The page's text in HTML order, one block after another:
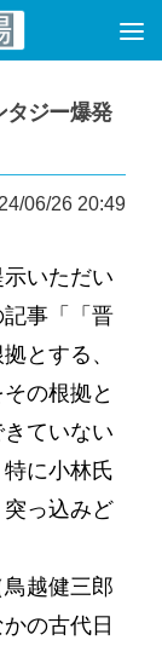
タジー爆発
06/26 20:49
いただい
事「「晋
とする、
の根拠と
ていない
に小林氏
っ込みど
越健三郎
の古代日